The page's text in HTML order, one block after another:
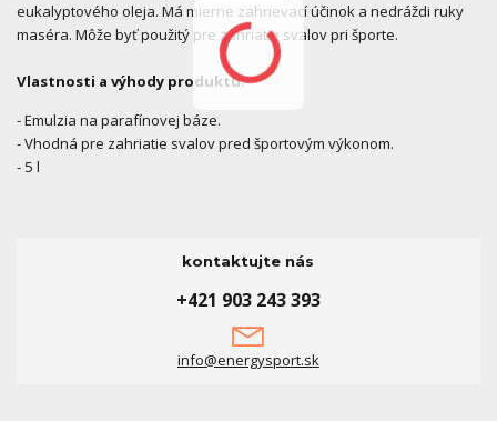
eukalyptového oleja. Má mierne zahrievací účinok a nedráždi ruky
maséra. Môže byť použitý pre zahriatie svalov pri športe.
Vlastnosti a výhody produktu:
- Emulzia na parafínovej báze.
- Vhodná pre zahriatie svalov pred športovým výkonom.
- 5 l
kontaktujte nás
+421 903 243 393
info@energysport.sk